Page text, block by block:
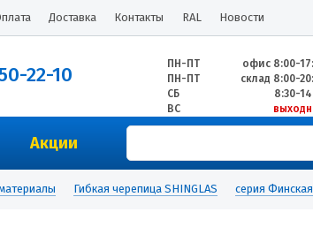
Доставка Контакты RAL Новости
22-10 ПН-ПТ
офис 8:00-
ПН-ПТ
склад 8:00-
СБ
8:30-
ВС
Акции
Гибкая черепица SHINGLAS серия Финская